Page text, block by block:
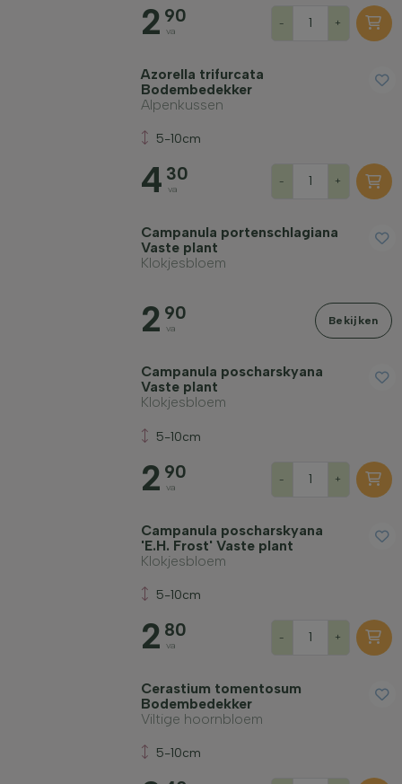
2 90
va
- +
Azorella trifurcata
Bodembedekker
Alpenkussen
5-10cm
4 30
va
- +
Campanula portenschlagiana
Vaste plant
Klokjesbloem
2 90
va
Bekijken
Campanula poscharskyana
Vaste plant
Klokjesbloem
5-10cm
2 90
va
- +
Campanula poscharskyana
'E.H. Frost' Vaste plant
Klokjesbloem
5-10cm
2 80
va
- +
Cerastium tomentosum
Bodembedekker
Viltige hoornbloem
5-10cm